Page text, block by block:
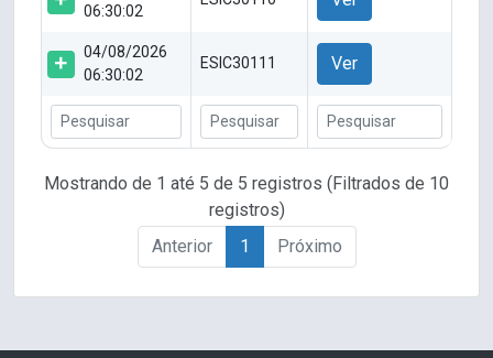
06:30:02
04/08/2026
06:30:02
ESIC30111 Ver
Mostrando de 1 até 5 de 5 registros (Filtrados de 10
registros)
Anterior
1 Próximo